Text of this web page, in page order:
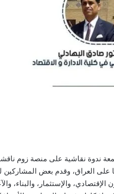
نقاشية على منصة زوم ناقشت
العراق، وقدم بعض المشاركين
الإقتصادي، والإستثمار، والبناء،